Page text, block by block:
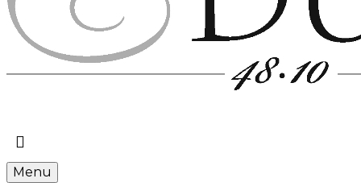
Menu